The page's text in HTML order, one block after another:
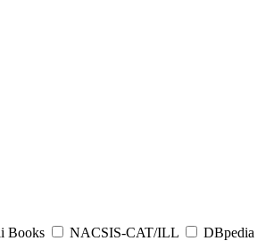
Books NACSIS-CAT/ILL
DBpedia